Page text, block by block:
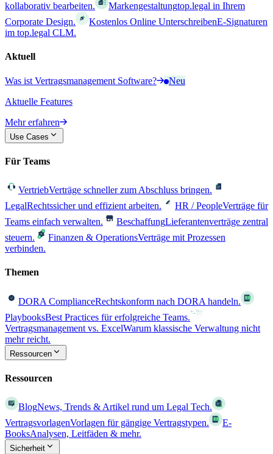
kollaborativ bearbeiten.
Markengestaltungtop.legal in Ihrem
Corporate Design.
Kostenlos Online UnterschreibenE-Signaturen
im top.legal CLM.
Aktuell
Was ist Vertragsmanagement Software?
Neu
Aktuelle Features
Mehr erfahren
Use Cases
Für Teams
VertriebVerträge schneller zum Abschluss bringen.
LegalRechtssicher und effizient arbeiten. HR / PeopleVerträge für
Teams einfach verwalten.
BeschaffungLieferantenverträge zentral
steuern.
Finanzen & OperationsVerträge mit Prozessen
verbinden.
Themen
DORA ComplianceRechtskonform nach DORA handeln.
PlaybooksBest Practices für erfolgreiche Teams.
Vertragsmanagement vs. ExcelWarum klassische Verwaltung nicht
mehr reicht.
Ressourcen
Ressourcen
BlogNews, Trends & Artikel rund um Legal Tech.
VertragsvorlagenVorlagen für gängige Vertragstypen.
E-
BooksAnalysen, Leitfäden & mehr.
Sicherheit